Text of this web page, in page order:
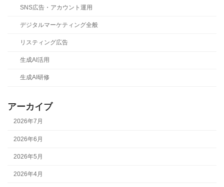
SNS広告・アカウント運用
デジタルマーケティング全般
リスティング広告
生成AI活用
生成AI研修
アーカイブ
2026年7月
2026年6月
2026年5月
2026年4月